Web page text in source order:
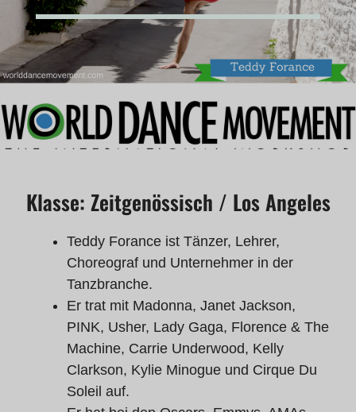
Klasse: Zeitgenössisch / Los Angeles
Teddy Forance ist Tänzer, Lehrer,
Choreograf und Unternehmer in der
Tanzbranche.
Er trat mit Madonna, Janet Jackson,
PINK, Usher, Lady Gaga, Florence & The
Machine, Carrie Underwood, Kelly
Clarkson, Kylie Minogue und Cirque Du
Soleil auf.